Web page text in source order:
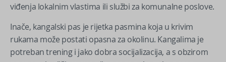
viđenja lokalnim vlastima ili službi za komunalne poslove.
Inače, kangalski pas je rijetka pasmina koja u krivim
rukama može postati opasna za okolinu. Kangalima je
potreban trening i jako dobra socijalizacija, a s obzirom